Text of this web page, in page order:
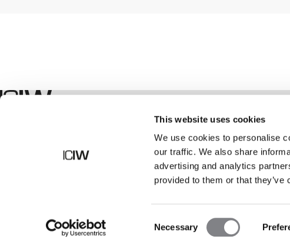
This website uses cookies
We use cookies to personalise
our traffic. We also share
advertising and analytics
provided to them or that
Selection
Necessary